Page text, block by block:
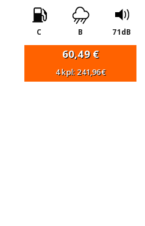
C B 71dB
60,49€
4 kpl: 241,96€